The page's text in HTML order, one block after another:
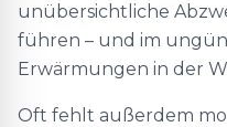
unübersichtliche
führen – und im
Erwärmungen in der
Oft fehlt außerdem